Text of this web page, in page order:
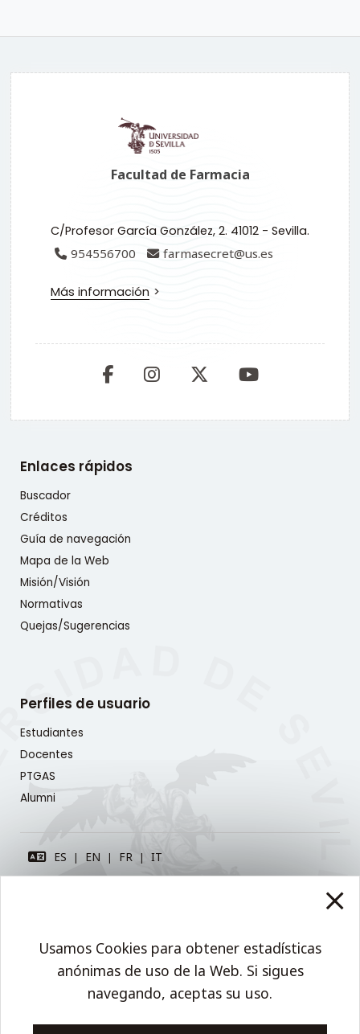
Facultad de Farmacia
C/Profesor García González, 2. 41012 - Sevilla.
954556700
farmasecret@us.es
Más información
Enlaces rápidos
Buscador
Créditos
Guía de navegación
Mapa de la Web
Misión/Visión
Normativas
Quejas/Sugerencias
Perfiles de usuario
Estudiantes
Docentes
PTGAS
Alumni
Cookies Equipo Web
Usamos Cookies para obtener estadísticas
anónimas de uso de la Web. Si sigues
navegando, aceptas su uso.